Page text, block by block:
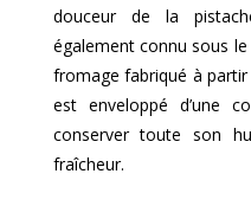
douceur de la
également connu sous
fromage fabriqué à
est enveloppé d’une
conserver toute son
fraîcheur.